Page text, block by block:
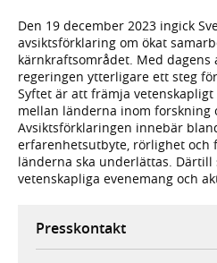
Den 19 december 2023 ingick
avsiktsförklaring om ökat
kärnkraftsområdet. Med
regeringen ytterligare ett steg
Syftet är att främja
mellan länderna inom forskning
Avsiktsförklaringen innebär
erfarenhetsutbyte, rörlighet och
länderna ska underlättas. Därtill
vetenskapliga evenemang och
Presskontakt